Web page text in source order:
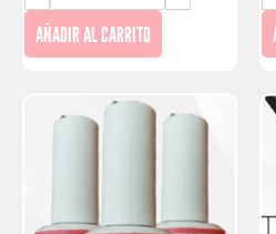
AÑADIR AL CARRITO